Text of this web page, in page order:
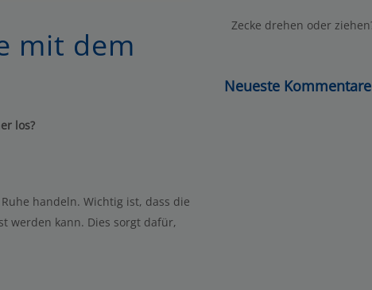
mit dem
los?
handeln. Wichtig ist, dass die
werden kann. Dies sorgt dafür,
Zecke drehen oder
Neueste Kommentare